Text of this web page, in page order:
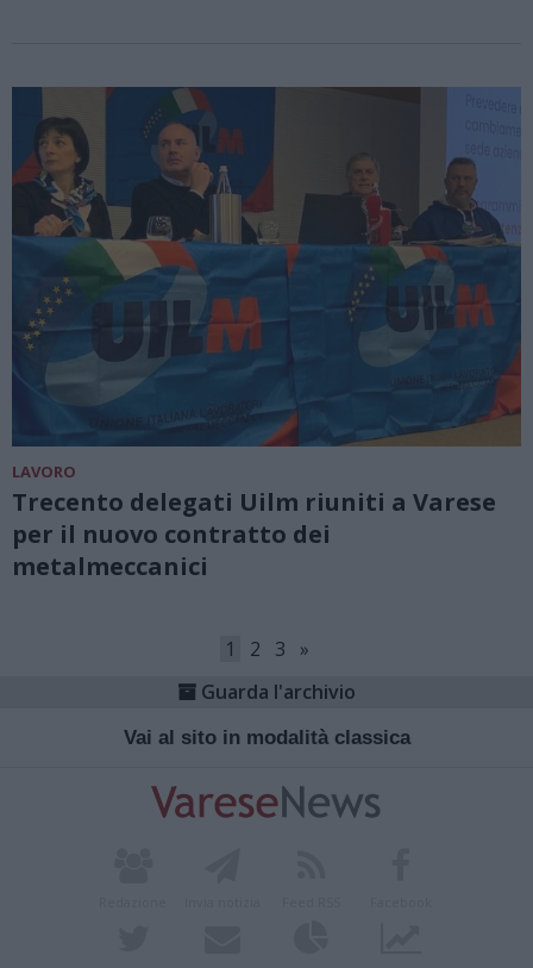
LAVORO
Trecento delegati Uilm riuniti a Varese
per il nuovo contratto dei
metalmeccanici
1 2 3
»
Guarda l'archivio
Vai al sito in modalità classica